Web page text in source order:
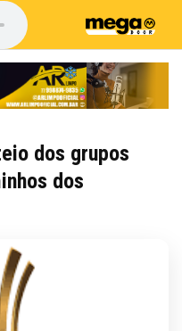
dos grupos
dos